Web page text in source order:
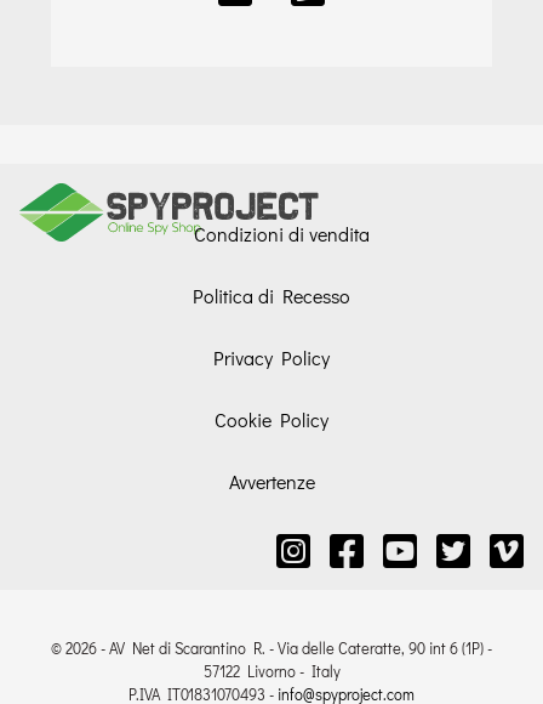
Condizioni di vendita
Politica di Recesso
Privacy Policy
Cookie Policy
Avvertenze
© 2026 - AV Net di Scarantino R. - Via delle Cateratte, 90 int 6 (1P) -
57122 Livorno - Italy
P.IVA IT01831070493 - info@spyproject.com